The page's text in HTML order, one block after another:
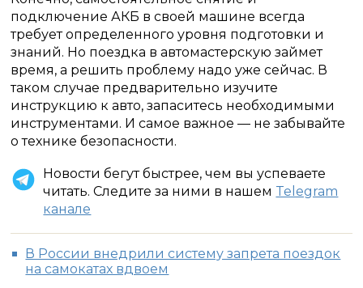
подключение АКБ в своей машине всегда
требует определенного уровня подготовки и
знаний. Но поездка в автомастерскую займет
время, а решить проблему надо уже сейчас. В
таком случае предварительно изучите
инструкцию к авто, запаситесь необходимыми
инструментами. И самое важное — не забывайте
о технике безопасности.
Новости бегут быстрее, чем вы успеваете
читать. Следите за ними в нашем Telegram
канале
В России внедрили систему запрета поездок
на самокатах вдвоем